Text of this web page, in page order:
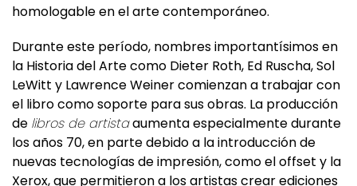
Durante este período, nombres importantísimos en
la Historia del Arte como Dieter Roth, Ed Ruscha, Sol
LeWitt y Lawrence Weiner comienzan a trabajar con
el libro como soporte para sus obras. La producción
delibros de artistaaumenta especialmente durante
los años 70, en parte debido a la introducción de
nuevas tecnologías de impresión, como el offset y la
Xerox, que permitieron a los artistas crear ediciones
limitadas y numerosas de sus obras a bajo costo.